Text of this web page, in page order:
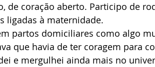
de coração aberto. Participo de
ligadas à maternidade.
partos domiciliares como algo
que havia de ter coragem para
e mergulhei ainda mais no